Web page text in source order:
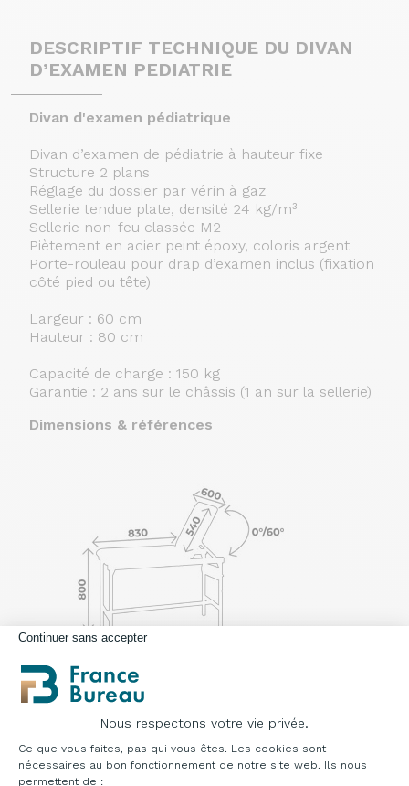
Continuer sans accepter
Nous respectons votre vie privée.
Plateforme de Gestion du Consentement :
Ce que vous faites, pas qui vous êtes. Les cookies sont
nécessaires au bon fonctionnement de notre site web. Ils nous
permettent de :
DESCRIPTIF TECHNIQUE DU DIVAN
D’EXAMEN PEDIATRIE
Divan d'examen pédiatrique
Divan d’examen de pédiatrie à hauteur fixe
Structure 2 plans
Réglage du dossier par vérin à gaz
Sellerie tendue plate, densité 24 kg/m³
Sellerie non-feu classée M2
Piètement en acier peint époxy, coloris argent
Porte-rouleau pour drap d’examen inclus (fixation
côté pied ou tête)
Largeur : 60 cm
Hauteur : 80 cm
Capacité de charge : 150 kg
Garantie : 2 ans sur le châssis (1 an sur la sellerie)
Dimensions & références
Divan pédiatrie à hauteur fixe 2 parties
Référence:PEDIADIVAN01
Nuancier sellerie
Sellerie gamme ECOMAX non-feu, classe M2